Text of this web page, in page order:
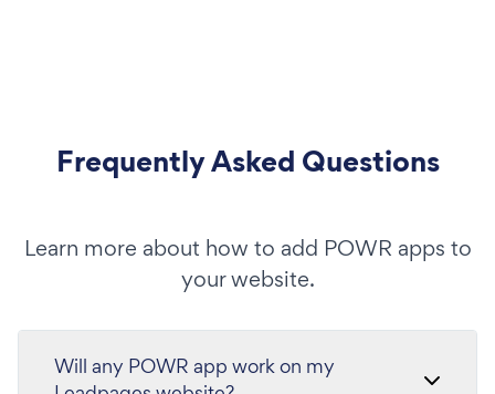
Frequently Asked Questions
Learn more about how to add POWR apps to
your website.
Will any POWR app work on my